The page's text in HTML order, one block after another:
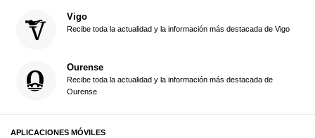
Vigo
Recibe toda la actualidad y la información más destacada de Vigo
Ourense
Recibe toda la actualidad y la información más destacada de
Ourense
APLICACIONES MÓVILES